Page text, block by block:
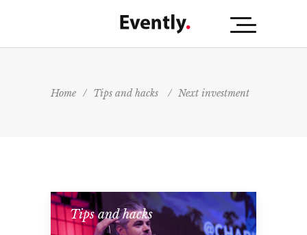
Home / Tips and hacks / Next investment
Tips and hacks